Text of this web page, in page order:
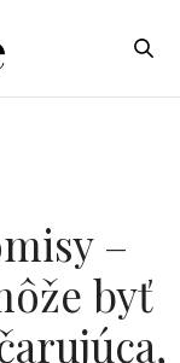
–
byť